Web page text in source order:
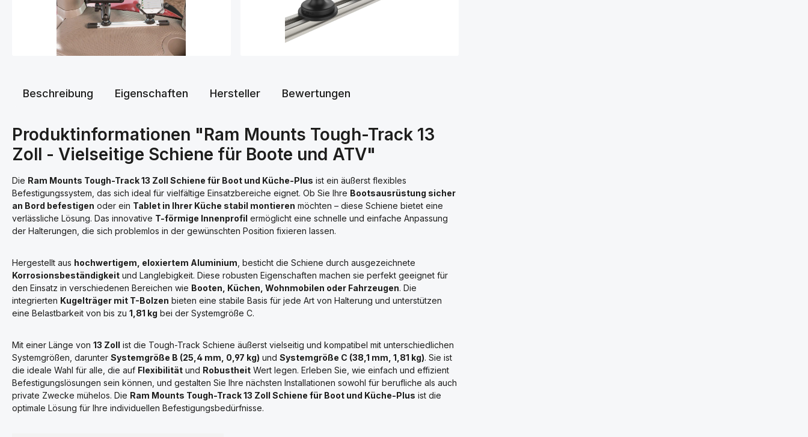
Beschreibung Eigenschaften Hersteller Bewertungen
Produktinformationen "Ram Mounts Tough-Track 13
Zoll - Vielseitige Schiene für Boote und ATV"
Die Ram Mounts Tough-Track 13 Zoll Schiene für Boot und Küche-Plus ist ein äußerst flexibles
Befestigungssystem, das sich ideal für vielfältige Einsatzbereiche eignet. Ob Sie Ihre Bootsausrüstung sicher
an Bord befestigen oder ein Tablet in Ihrer Küche stabil montieren möchten – diese Schiene bietet eine
verlässliche Lösung. Das innovative T-förmige Innenprofil ermöglicht eine schnelle und einfache Anpassung
der Halterungen, die sich problemlos in der gewünschten Position fixieren lassen.
Hergestellt aus hochwertigem, eloxiertem Aluminium , besticht die Schiene durch ausgezeichnete
Korrosionsbeständigkeit und Langlebigkeit. Diese robusten Eigenschaften machen sie perfekt geeignet für
den Einsatz in verschiedenen Bereichen wie Booten, Küchen, Wohnmobilen oder Fahrzeugen. Die
integrierten Kugelträger mit T-Bolzen bieten eine stabile Basis für jede Art von Halterung und unterstützen
eine Belastbarkeit von bis zu 1,81 kg bei der Systemgröße C.
Mit einer Länge von 13 Zoll ist die Tough-Track Schiene äußerst vielseitig und kompatibel mit unterschiedlichen
Systemgrößen, darunter Systemgröße B (25,4 mm, 0,97 kg) und Systemgröße C (38,1 mm, 1,81 kg). Sie ist
die ideale Wahl für alle, die auf Flexibilität und Robustheit Wert legen. Erleben Sie, wie einfach und effizient
Befestigungslösungen sein können, und gestalten Sie Ihre nächsten Installationen sowohl für berufliche als auch
private Zwecke mühelos. Die Ram Mounts Tough-Track 13 Zoll Schiene für Boot und Küche-Plus ist die
optimale Lösung für Ihre individuellen Befestigungsbedürfnisse.